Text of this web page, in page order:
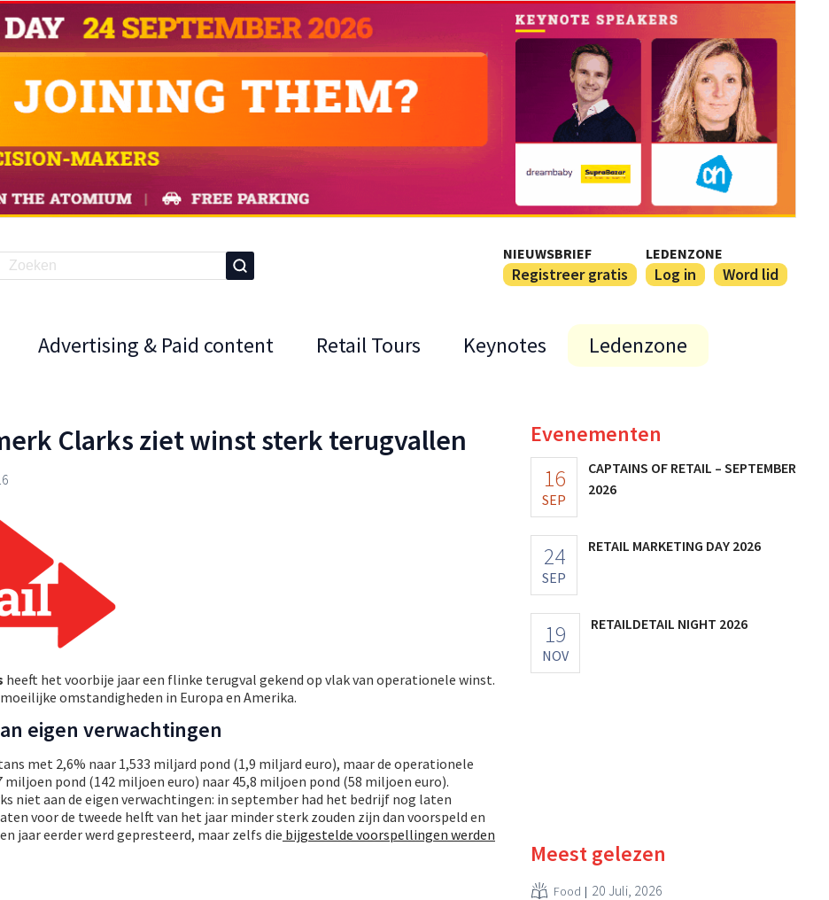
NIEUWSBRIEF
Registreer gratis
LEDENZONE
Log in Word lid
Advertising & Paid content Retail Tours Keynotes Ledenzone
Clarks ziet winst sterk terugvallen
heeft het voorbije jaar een flinke terugval gekend op vlak van operationele winst.
omstandigheden in Europa en Amerika.
eigen verwachtingen
met 2,6% naar 1,533 miljard pond (1,9 miljard euro), maar de operationele
miljoen pond (142 miljoen euro) naar 45,8 miljoen pond (58 miljoen euro).
niet aan de eigen verwachtingen: in september had het bedrijf nog laten
voor de tweede helft van het jaar minder sterk zouden zijn dan voorspeld en
jaar eerder werd gepresteerd, maar zelfs die bijgestelde voorspellingen werden
Evenementen
16
SEP
CAPTAINS OF RETAIL – SEPTEMBER
2026
24
SEP
RETAIL MARKETING DAY 2026
19
NOV
RETAILDETAIL NIGHT 2026
Meest gelezen
Food 20 Juli, 2026